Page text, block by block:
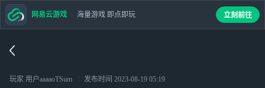
玩家 用户aaaaoTSum 发布时间 2023-08-19 05:19
网易云游戏 海量游戏 即点即玩 立刻前往